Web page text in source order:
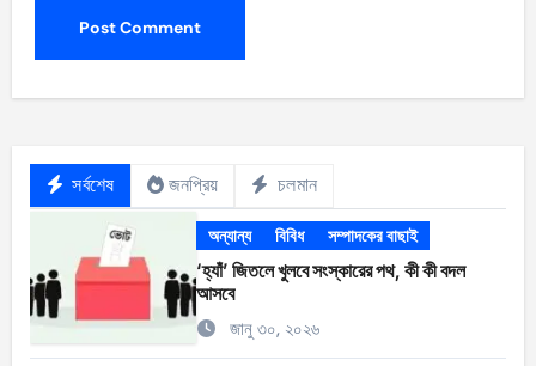
সর্বশেষ জনপ্রিয় চলমান
অন্যান্য বিবিধ সম্পাদকের বাছাই
‘হ্যাঁ’ জিতলে খুলবে সংস্কারের পথ, কী কী বদল
আসবে
জানু ৩০, ২০২৬